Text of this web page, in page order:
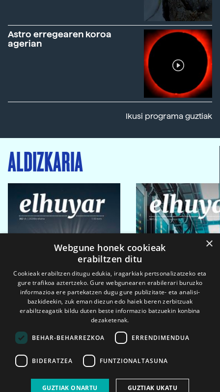
Astro erregearen koroa
agerian
Ikusi programa guztiak
ALDIZKARIA
2026ko eka. 1a 2026ko mar. 1a
×
Webgune honek cookieak
erabiltzen ditu
Cookieak erabiltzen ditugu edukia, iragarkiak pertsonalizatzeko eta
gure trafikoa aztertzeko. Gure webgunearen erabilerari buruzko
informazioa ere partekatzen dugu gure publizitate- eta analisi-
bazkideekin, zuk eman diezun edo haiek beren zerbitzuak
erabiltzeagatik bildu duten beste informazio batzuekin konbina
dezaketenak.
BEHAR-BEHARREZKOA ERRENDIMENDUA
BIDERATZEA FUNTZIONALTASUNA
GUZTIAK ONARTU GUZTIAK UKATU